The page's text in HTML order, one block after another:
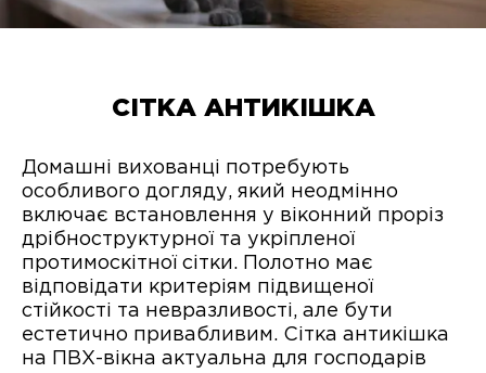
СІТКА АНТИКІШКА
Домашні вихованці потребують
особливого догляду, який неодмінно
включає встановлення у віконний проріз
дрібноструктурної та укріпленої
протимоскітної сітки. Полотно має
відповідати критеріям підвищеної
стійкості та невразливості, але бути
естетично привабливим. Сітка антикішка
на ПВХ-вікна актуальна для господарів